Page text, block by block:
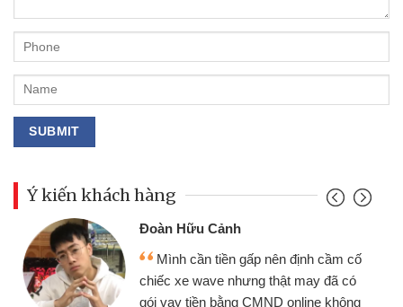
Ý kiến khách hàng
Đoàn Hữu Cảnh
Mình cần tiền gấp nên định cầm cố
chiếc xe wave nhưng thật may đã có
gói vay tiền bằng CMND online không